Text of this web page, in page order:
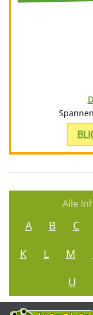
Alle
A B C
K
L M
U